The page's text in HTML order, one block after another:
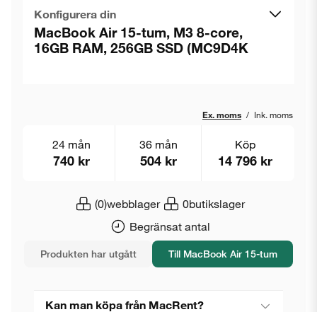
Konfigurera din
MacBook Air 15-tum, M3 8-core,
16GB RAM, 256GB SSD (MC9D4K
Ex. moms / Ink. moms
(0)webblager 0butikslager
Begränsat antal
24 mån
740 kr
36 mån
504 kr
Köp
14 796 kr
Produkten har utgått Till MacBook Air 15-tum
Kan man köpa från MacRent?